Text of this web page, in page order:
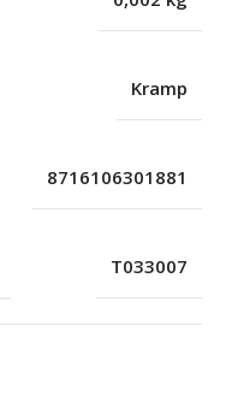
Kramp
8716106301881
T033007